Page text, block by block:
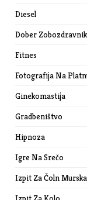
Diesel
Dober
Fitnes
Fotografija Na
Ginekomastija
Gradbeništvo
Hipnoza
Igre Na Srečo
Izpit Za Čoln